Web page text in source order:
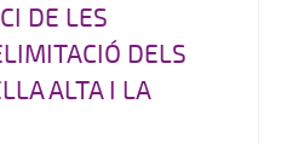
DE LES
DELS
ALTA I LA